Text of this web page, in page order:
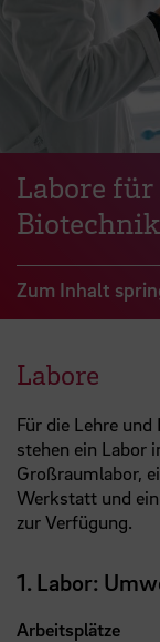
Labore
Biotechnik
Zum Inhalt
Labore
Für die Lehre
stehen ein Labor
Großraumlabor,
Werkstatt und
zur Verfügung.
1. Labor:
Arbeitsplätze